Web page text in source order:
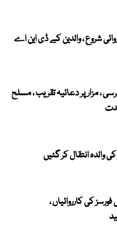
شروع ، والدین کے ڈی این اے
شہید کی 68 ویں برسی ، مزار پر دعائیہ تقریب ، مسلح
والدہ انتقال کر گئیں
کی کارروائیاں ،